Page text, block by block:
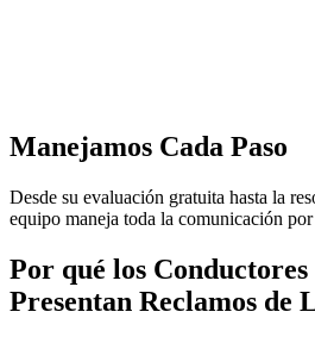
Manejamos Cada Paso
Desde su evaluación gratuita hasta la
equipo maneja toda la comunicación por
Por qué los Conductores
Presentan Reclamos de